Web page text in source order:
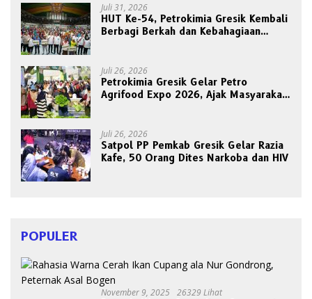
Juli 31, 2026
HUT Ke-54, Petrokimia Gresik Kembali
Berbagi Berkah dan Kebahagiaan
Juli 26, 2026
Petrokimia Gresik Gelar Petro
Agrifood Expo 2026, Ajak Masyarakat
Juli 26, 2026
Satpol PP Pemkab Gresik Gelar Razia
Kafe, 50 Orang Dites Narkoba dan HIV
POPULER
November 9, 2025 26329 Lihat